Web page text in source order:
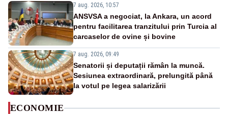
7 aug. 2026, 10:57
ANSVSA a negociat, la Ankara, un acord
pentru facilitarea tranzitului prin Turcia al
carcaselor de ovine și bovine
7 aug. 2026, 09:49
Senatorii și deputații rămân la muncă.
Sesiunea extraordinară, prelungită până
la votul pe legea salarizării
ECONOMIE